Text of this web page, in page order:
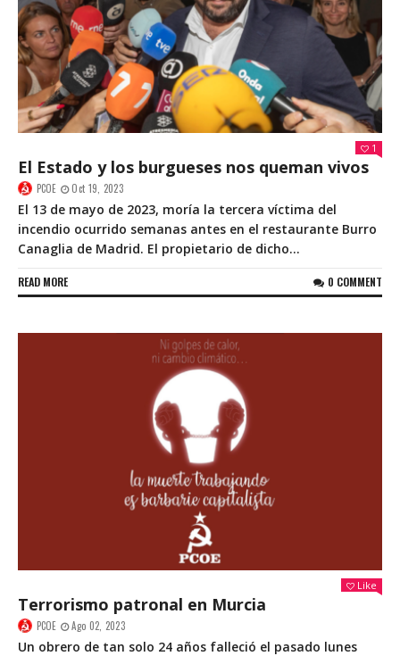
1
El Estado y los burgueses nos queman vivos
PCOE Oct 19, 2023
El 13 de mayo de 2023, moría la tercera víctima del
incendio ocurrido semanas antes en el restaurante Burro
Canaglia de Madrid. El propietario de dicho...
READ MORE 0 COMMENT
Like
Terrorismo patronal en Murcia
PCOE Ago 02, 2023
Un obrero de tan solo 24 años falleció el pasado lunes